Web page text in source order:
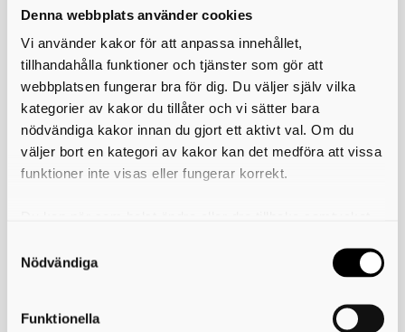
Denna webbplats använder cookies
Vi använder kakor för att anpassa innehållet,
tillhandahålla funktioner och tjänster som gör att
webbplatsen fungerar bra för dig. Du väljer själv vilka
kategorier av kakor du tillåter och vi sätter bara
nödvändiga kakor innan du gjort ett aktivt val. Om du
väljer bort en kategori av kakor kan det medföra att vissa
funktioner inte visas eller fungerar korrekt.
användning av kakor som du hittar längst ner på sidan
Nödvändiga
Funktionella
Fritidsgårdarna i Skövde
Välkommen till alla våra mötesplatser!
Sommarkvällar i Helensparken